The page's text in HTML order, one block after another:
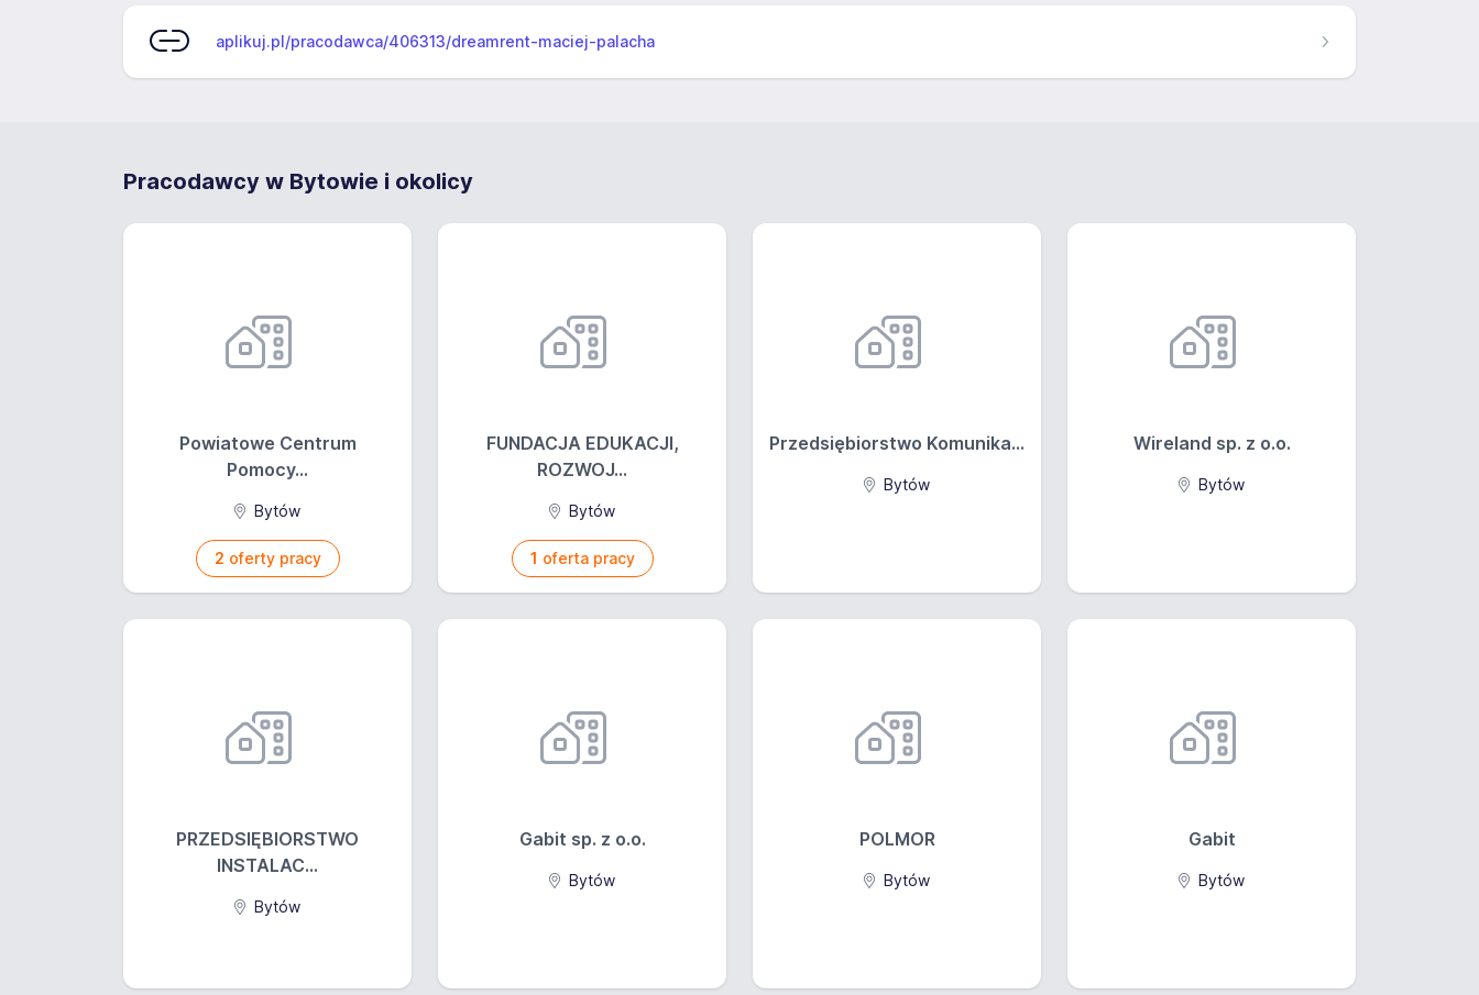
aplikuj.pl/pracodawca/406313/dreamrent-maciej-palacha
Pracodawcy w Bytowie i okolicy
Powiatowe Centrum
Pomocy...
Bytów
2 oferty pracy
FUNDACJA EDUKACJI,
ROZWOJ...
Bytów
1 oferta pracy
Przedsiębiorstwo Komunika...
Bytów
Wireland sp. z o.o.
Bytów
PRZEDSIĘBIORSTWO
INSTALAC...
Bytów
Gabit sp. z o.o.
Bytów
POLMOR
Bytów
Gabit
Bytów